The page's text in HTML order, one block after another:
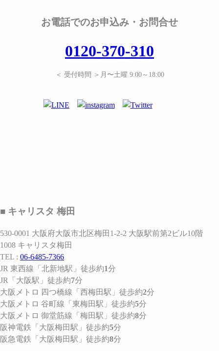
お電話でのお申込み・お問合せ
0120-370-310
＜ 受付時間 ＞月〜土曜 9:00～18:00
■ キャリスタ 梅田
530-0001 大阪府大阪市北区梅田1-2-2 大阪駅前第2ビル10階
1008 キャリスタ梅田
TEL : 06-6485-7366
JR 東西線 「北新地駅」 徒歩約1分
JR
「大阪駅」 徒歩約7分
大阪メトロ 四つ橋線 「西梅田駅」 徒歩約2分
大阪メトロ 谷町線 「東梅田駅」 徒歩約5分
大阪メトロ 御堂筋線 「梅田駅」 徒歩約8分
阪神電鉄 「大阪梅田駅」 徒歩約5分
阪急電鉄 「大阪梅田駅」 徒歩約8分